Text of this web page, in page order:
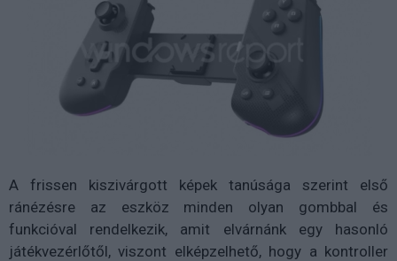
A frissen kiszivárgott képek tanúsága szerint első
ránézésre az eszköz minden olyan gombbal és
funkcióval rendelkezik, amit elvárnánk egy hasonló
játékvezérlőtől, viszont elképzelhető, hogy a kontroller